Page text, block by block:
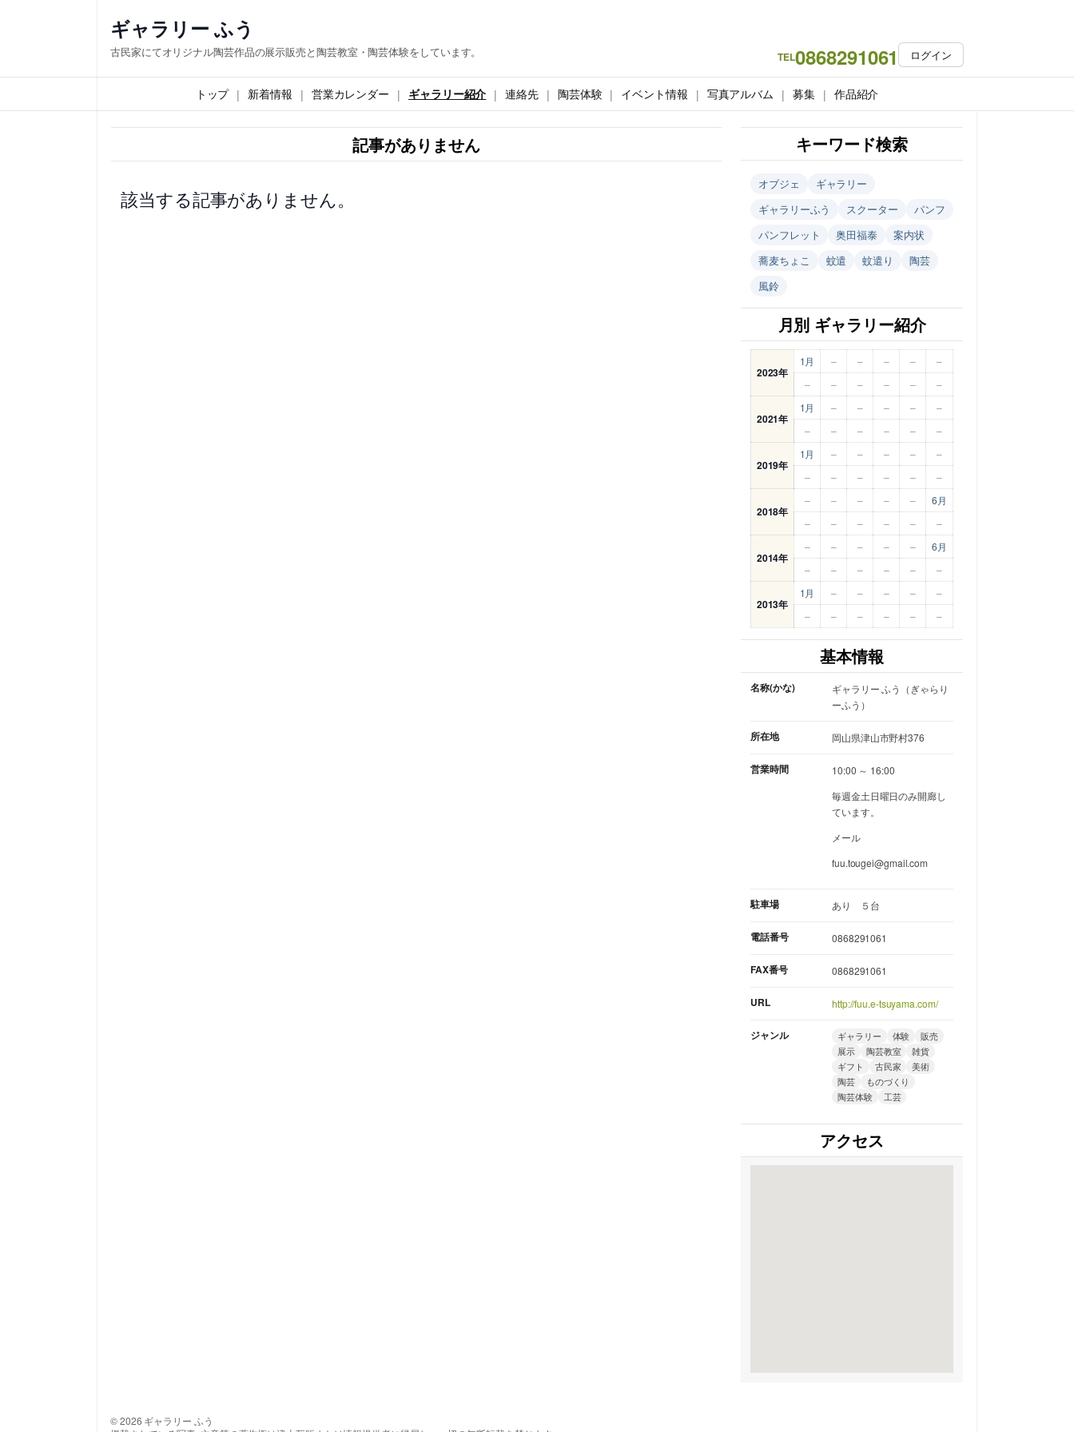
ス
キ
ギャラリー ふう
古民家にてオリジナル陶芸作品の展示販売と陶芸教室・陶芸体験をしています。 TEL0868291061 ログイン
トップ 新着情報 営業カレンダー ギャラリー紹介 連絡先 陶芸体験 イベント情報 写真アルバム 募集 作品紹介
記事がありません
該当する記事がありません。
キーワード検索
オブジェ
ギャラリー
ギャラリーふう
スクーター
パンフ
パンフレット
奥田福泰
案内状
蕎麦ちょこ
蚊遣 蚊遣り
陶芸
風鈴
月別 ギャラリー紹介
2023年
1月 – – – –
–
–
– – – – –
2021年
1月 – – – –
–
–
– – – – –
2019年
1月 – – – –
–
–
– – – – –
2018年
– – – – –
6月
–
– – – – –
2014年
– – – – –
6月
–
– – – – –
2013年
1月 – – – –
–
–
– – – – –
基本情報
名称(かな)
ギャラリー ふう（ぎゃらり
ーふう）
所在地 岡山県津山市野村376
営業時間
10:00 ～ 16:00
毎週金土日曜日のみ開廊し
ています。
メール
fuu.tougei@gmail.com
駐車場 あり ５台
電話番号 0868291061
FAX番号 0868291061
URL http://fuu.e-tsuyama.com/
ジャンル ギャラリー 体験
販売
展示
陶芸教室
雑貨
ギフト
古民家
美術
陶芸
ものづくり
陶芸体験
工芸
アクセス
© 2026 ギャラリー ふう